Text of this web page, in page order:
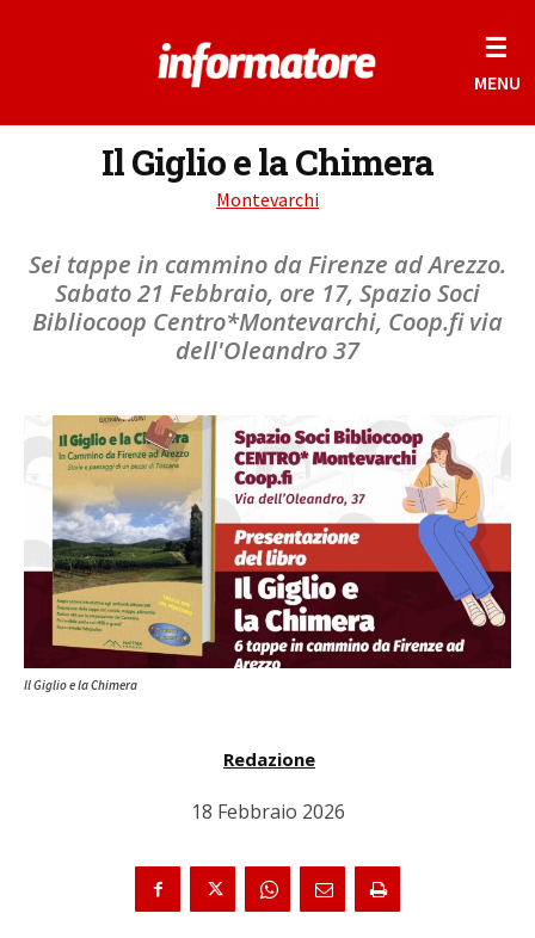
☰
MENU
Il Giglio e la Chimera
Montevarchi
Sei tappe in cammino da Firenze ad Arezzo.
Sabato 21 Febbraio, ore 17, Spazio Soci
Bibliocoop Centro*Montevarchi, Coop.fi via
dell'Oleandro 37
Il Giglio e la Chimera
Redazione
18 Febbraio 2026